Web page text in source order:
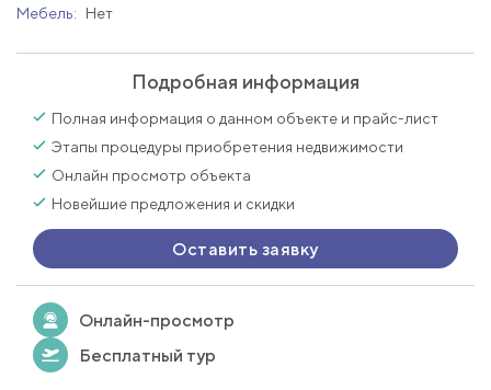
Мебель:
Нет
Подробная информация
Полная информация о данном объекте и прайс-лист
Этапы процедуры приобретения недвижимости
Онлайн просмотр объекта
Новейшие предложения и скидки
Оставить заявку
Онлайн-просмотр
Бесплатный тур